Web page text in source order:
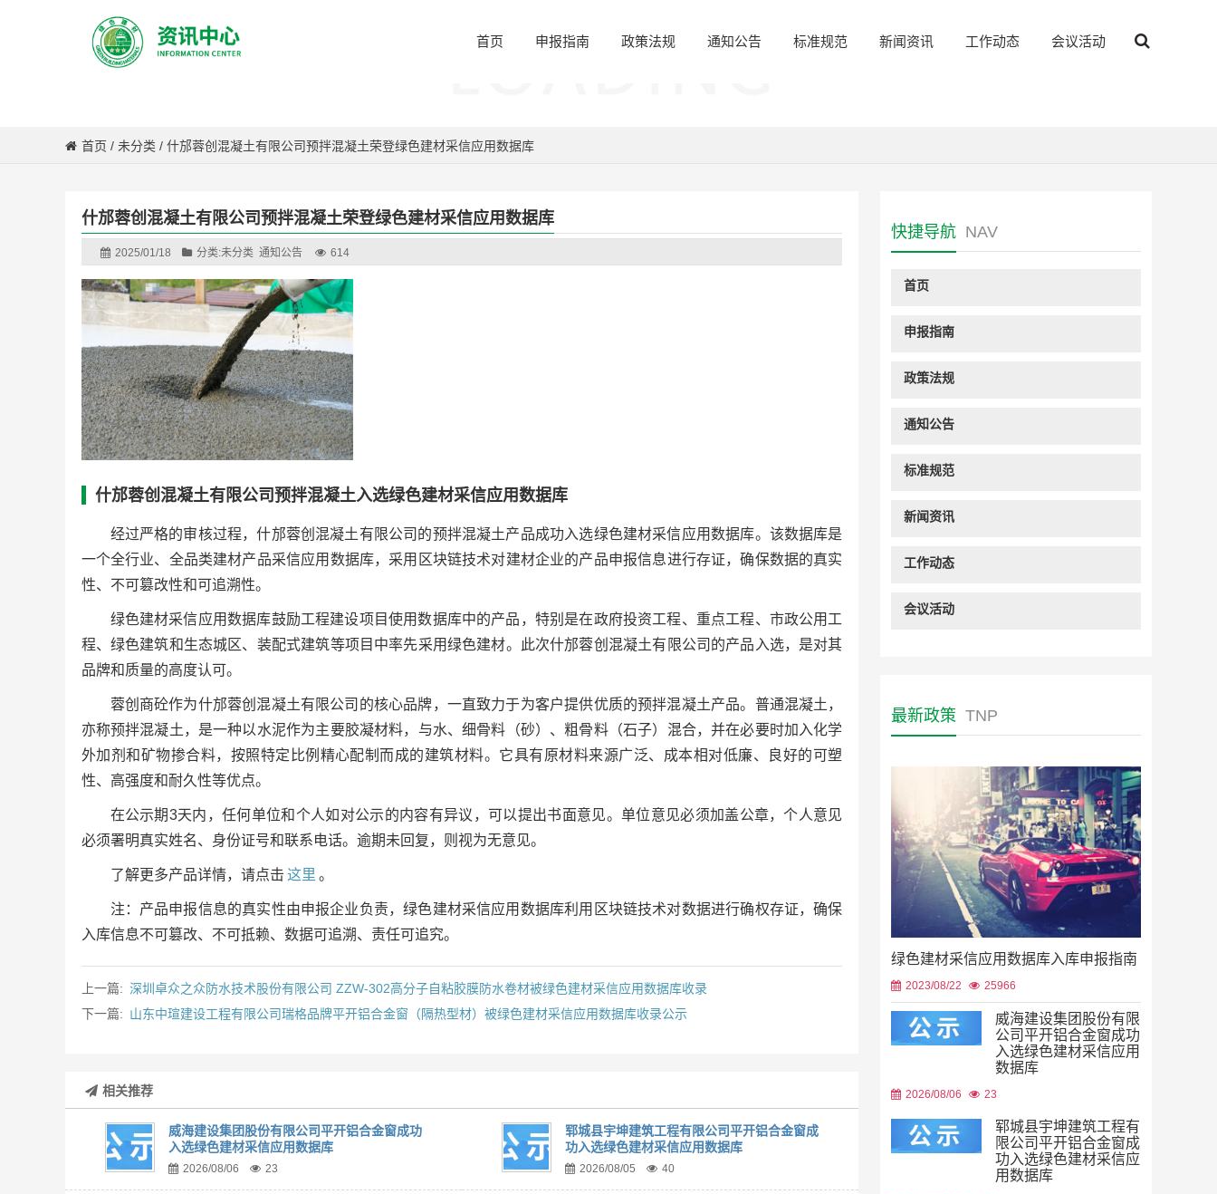
首页 申报指南 政策法规 通知公告 标准规范 新闻资讯 工作动态 会议活动
首页 / 未分类 / 什邡蓉创混凝土有限公司预拌混凝土荣登绿色建材采信应用数据库
什邡蓉创混凝土有限公司预拌混凝土荣登绿色建材采信应用数据库
2025/01/18 分类:未分类 通知公告 614
什邡蓉创混凝土有限公司预拌混凝土入选绿色建材采信应用数据库
经过严格的审核过程，什邡蓉创混凝土有限公司的预拌混凝土产品成功入选绿色建材采信应用数据库。该数据库是
一个全行业、全品类建材产品采信应用数据库，采用区块链技术对建材企业的产品申报信息进行存证，确保数据的真实
性、不可篡改性和可追溯性。
绿色建材采信应用数据库鼓励工程建设项目使用数据库中的产品，特别是在政府投资工程、重点工程、市政公用工
程、绿色建筑和生态城区、装配式建筑等项目中率先采用绿色建材。此次什邡蓉创混凝土有限公司的产品入选，是对其
品牌和质量的高度认可。
蓉创商砼作为什邡蓉创混凝土有限公司的核心品牌，一直致力于为客户提供优质的预拌混凝土产品。普通混凝土，
亦称预拌混凝土，是一种以水泥作为主要胶凝材料，与水、细骨料（砂）、粗骨料（石子）混合，并在必要时加入化学
外加剂和矿物掺合料，按照特定比例精心配制而成的建筑材料。它具有原材料来源广泛、成本相对低廉、良好的可塑
性、高强度和耐久性等优点。
在公示期3天内，任何单位和个人如对公示的内容有异议，可以提出书面意见。单位意见必须加盖公章，个人意见
必须署明真实姓名、身份证号和联系电话。逾期未回复，则视为无意见。
了解更多产品详情，请点击 这里 。
注：产品申报信息的真实性由申报企业负责，绿色建材采信应用数据库利用区块链技术对数据进行确权存证，确保
入库信息不可篡改、不可抵赖、数据可追溯、责任可追究。
上一篇: 深圳卓众之众防水技术股份有限公司 ZZW-302高分子自粘胶膜防水卷材被绿色建材采信应用数据库收录
下一篇: 山东中瑄建设工程有限公司瑞格品牌平开铝合金窗（隔热型材）被绿色建材采信应用数据库收录公示
相关推荐
威海建设集团股份有限公司平开铝合金窗成功
入选绿色建材采信应用数据库
2026/08/06 23
郓城县宇坤建筑工程有限公司平开铝合金窗成
功入选绿色建材采信应用数据库
2026/08/05 40
快捷导航 NAV
首页
申报指南
政策法规
通知公告
标准规范
新闻资讯
工作动态
会议活动
最新政策 TNP
绿色建材采信应用数据库入库申报指南
2023/08/22 25966
威海建设集团股份有限
公司平开铝合金窗成功
入选绿色建材采信应用
数据库
2026/08/06 23
郓城县宇坤建筑工程有
限公司平开铝合金窗成
功入选绿色建材采信应
用数据库